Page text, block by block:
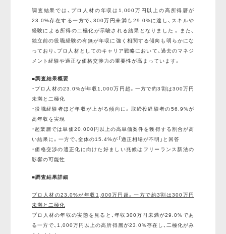
調査結果では、プロ人材の年収は1,000万円以上の高所得層が
23.0%存在する一方で、300万円未満も29.0%に達し、スキルや
経験による所得の二極化が示唆される結果となりました 。また、
独立前の役職経験の有無が年収に強く相関する傾向も明らかにな
っており、プロ人材としてのキャリア戦略において、過去のマネジ
メント経験や適正な価格交渉力の重要性が高まっています。
■調査結果概要
・プロ人材の23.0%が年収1,000万円超。一方で約3割は300万円
未満と二極化
・役職経験者ほど年収が上がる傾向に。取締役経験者の56.9%が
高年収を実現
・起業層では単価20,000円以上の高単価案件を獲得する割合が高
い結果に。一方で、全体の15.4%が「適正相場が不明」と回答
・価格交渉の適正化に向けた好ましい兆候はフリーランス新法の
影響の可能性
■調査結果詳細
プロ人材の23.0%が年収1,000万円超。一方で約3割は300万円
未満と二極化
プロ人材の年収の実態を見ると、年収300万円未満が29.0%であ
る一方で、1,000万円以上の高所得層が23.0%存在し、二極化がみ